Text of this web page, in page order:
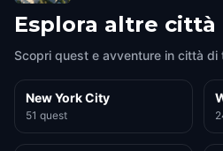
Esplora altre città
Scopri quest e avventure in città di
New York City
51 quest